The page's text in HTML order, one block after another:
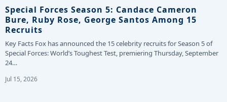
Special Forces Season 5: Candace Cameron
Bure, Ruby Rose, George Santos Among 15
Recruits
Key Facts Fox has announced the 15 celebrity recruits for Season 5 of
Special Forces: World’s Toughest Test, premiering Thursday, September
24…
Jul 15, 2026